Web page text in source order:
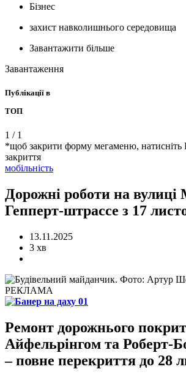
Бізнес
захист навколишнього середовища
Завантажити більше
Завантаження
Публікації в
ТОП
1 / 1
*щоб закрити форму мегаменю, натисніть
закриття
мобільність
Дорожні роботи на вулиці
Гепперт-штрассе з 17
13.11.2025
3 хв
РЕКЛАМА
Ремонт дорожнього
Айфельрінгом та Роберт-
– повне перекриття до 28